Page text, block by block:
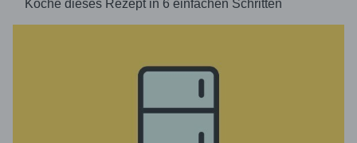
Koche dieses Rezept in 6 einfachen Schritten